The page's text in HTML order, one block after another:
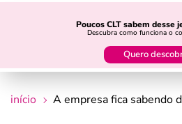
Poucos CLT sabem desse
Descubra como funciona o
Quero
guia do trabalhador
início A empresa fica sabendo